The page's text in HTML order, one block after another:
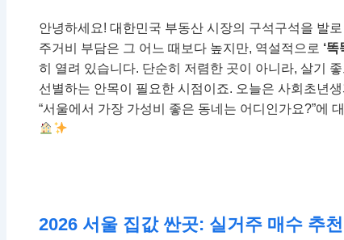
안녕하세요! 대한민국 부동산 시장의 구석구석을 발
주거비 부담은 그 어느 때보다 높지만, 역설적으로 ‘
히 열려 있습니다. 단순히 저렴한 곳이 아니라, 살기
선별하는 안목이 필요한 시점이죠. 오늘은 사회초년
“서울에서 가장 가성비 좋은 동네는 어디인가요?”에
2026 서울 집값 싼곳: 실거주 매수 추